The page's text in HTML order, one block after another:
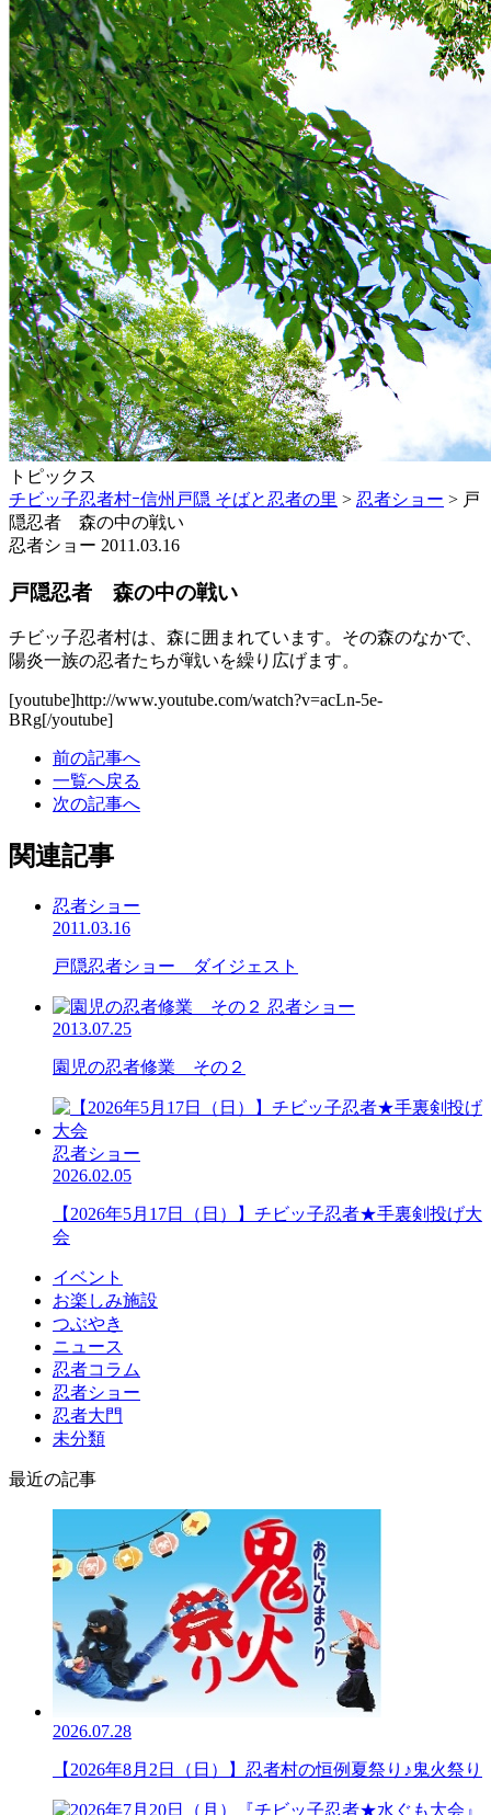
トピックス
チビッ子忍者村ｰ信州戸隠 そばと忍者の里 > 忍者ショー > 戸
隠忍者 森の中の戦い
忍者ショー 2011.03.16
戸隠忍者 森の中の戦い
チビッ子忍者村は、森に囲まれています。その森のなかで、
陽炎一族の忍者たちが戦いを繰り広げます。
[youtube]http://www.youtube.com/watch?v=acLn-5e-
BRg[/youtube]
前の記事へ
一覧へ戻る
次の記事へ
関連記事
忍者ショー
2011.03.16
戸隠忍者ショー ダイジェスト
忍者ショー
2013.07.25
園児の忍者修業 その２
忍者ショー
2026.02.05
【2026年5月17日（日）】チビッ子忍者★手裏剣投げ大
会
イベント
お楽しみ施設
つぶやき
ニュース
忍者コラム
忍者ショー
忍者大門
未分類
最近の記事
2026.07.28
【2026年8月2日（日）】忍者村の恒例夏祭り♪鬼火祭り